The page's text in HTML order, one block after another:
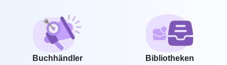
Buchhändler Bibliotheken